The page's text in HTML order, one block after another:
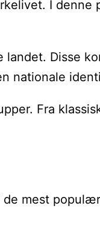
I
Disse
nationale
Fra
mest